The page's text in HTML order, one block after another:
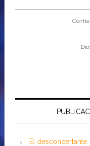
El desconcertante